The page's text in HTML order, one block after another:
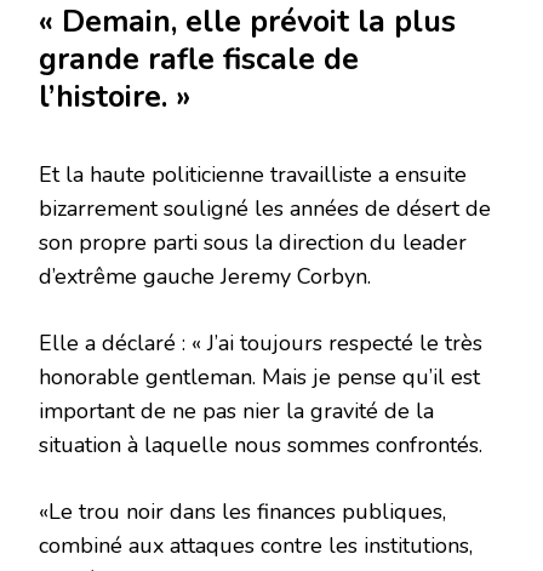
« Demain, elle prévoit la plus
grande rafle fiscale de
l’histoire. »
Et la haute politicienne travailliste a ensuite
bizarrement souligné les années de désert de
son propre parti sous la direction du leader
d’extrême gauche Jeremy Corbyn.
Elle a déclaré : « J’ai toujours respecté le très
honorable gentleman. Mais je pense qu’il est
important de ne pas nier la gravité de la
situation à laquelle nous sommes confrontés.
«Le trou noir dans les finances publiques,
combiné aux attaques contre les institutions,